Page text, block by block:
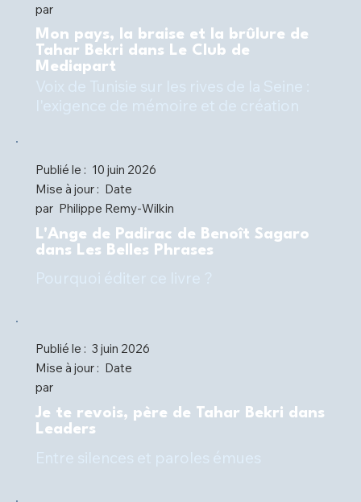
par
Mon pays, la braise et la brûlure de
Tahar Bekri dans Le Club de
Mediapart
Publié le : 10 juin 2026
Mise à jour : Date
par Philippe Remy-Wilkin
L'Ange de Padirac de Benoît Sagaro
dans Les Belles Phrases
Publié le : 3 juin 2026
Mise à jour : Date
par
Je te revois, père de Tahar Bekri dans
Leaders